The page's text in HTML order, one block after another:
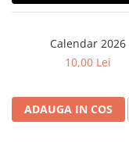
Calendar 2026
10,00 Lei
ADAUGA IN COS